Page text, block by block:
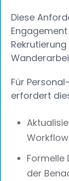
Diese
Für
erfordert
Formelle
der